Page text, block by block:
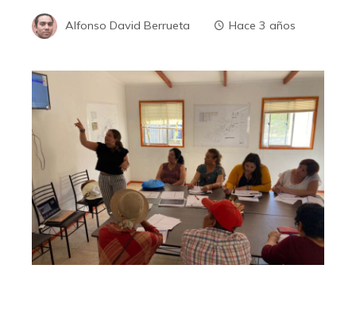
Alfonso David Berrueta Hace 3 años